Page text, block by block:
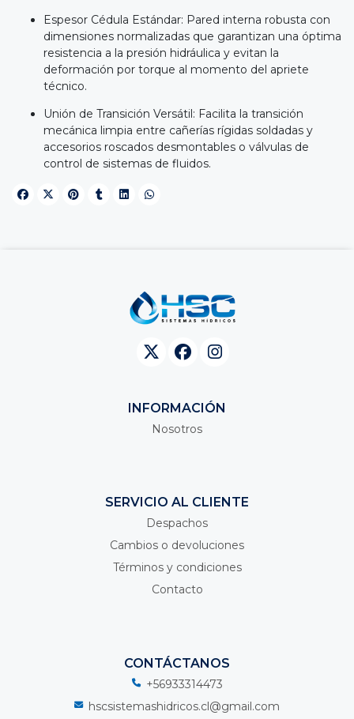
Espesor Cédula Estándar: Pared interna robusta con
dimensiones normalizadas que garantizan una óptima
resistencia a la presión hidráulica y evitan la
deformación por torque al momento del apriete
técnico.
Unión de Transición Versátil: Facilita la transición
mecánica limpia entre cañerías rígidas soldadas y
accesorios roscados desmontables o válvulas de
control de sistemas de fluidos.
INFORMACIÓN
Nosotros
SERVICIO AL CLIENTE
Despachos
Cambios o devoluciones
Términos y condiciones
Contacto
CONTÁCTANOS
+56933314473
hscsistemashidricos.cl@gmail.com